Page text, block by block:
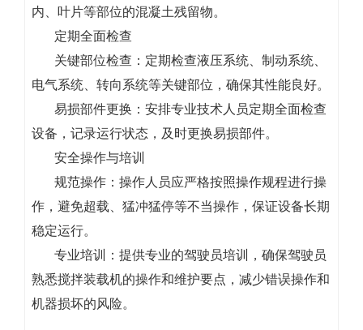
内、叶片等部位的混凝土残留物。
定期全面检查
关键部位检查：定期检查液压系统、制动系统、
电气系统、转向系统等关键部位，确保其性能良好。
易损部件更换：安排专业技术人员定期全面检查
设备，记录运行状态，及时更换易损部件。
安全操作与培训
规范操作：操作人员应严格按照操作规程进行操
作，避免超载、猛冲猛停等不当操作，保证设备长期
稳定运行。
专业培训：提供专业的驾驶员培训，确保驾驶员
熟悉搅拌装载机的操作和维护要点，减少错误操作和
机器损坏的风险。